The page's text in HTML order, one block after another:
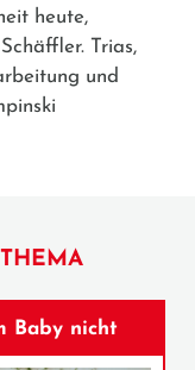
heute,
Trias,
und
Baby nicht